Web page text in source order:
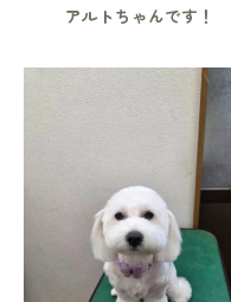
アルトちゃんです！